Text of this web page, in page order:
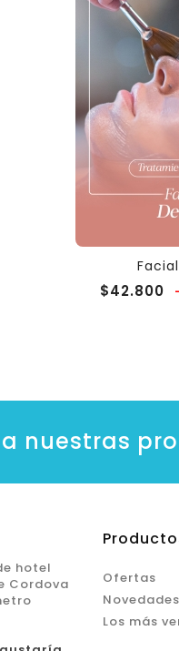
$42.800
nuestras
hotel
Cordova
Ofertas
Novedades
Los más